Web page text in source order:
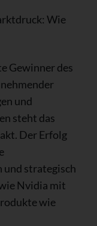
Wie
Gewinner des
und
steht das
Der Erfolg
strategisch
Nvidia mit
wie